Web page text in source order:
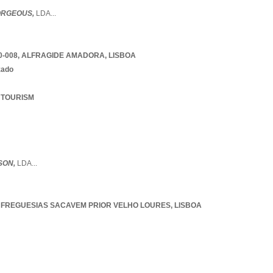
LDA...
008, ALFRAGIDE AMADORA, LISBOA
LDA...
SACAVEM PRIOR VELHO LOURES, LISBOA